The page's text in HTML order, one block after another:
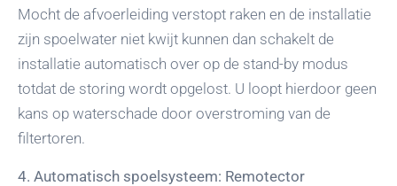
Mocht de afvoerleiding verstopt raken en de installatie
zijn spoelwater niet kwijt kunnen dan schakelt de
installatie automatisch over op de stand-by modus
totdat de storing wordt opgelost. U loopt hierdoor geen
kans op waterschade door overstroming van de
filtertoren.
4. Automatisch spoelsysteem: Remotector